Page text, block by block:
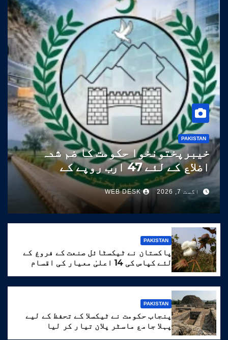
PAKISTAN
خیبرپختونخوا حکومت کا ضم شدہ
اضلاع کے لئے 47 ارب روپے کے
ترقیاتی پروگرام کا منصوبہ
اگست 7, 2026 WEB DESK
PAKISTAN
پاکستان نے ٹیکسٹائل صنعت کے فروغ کے
لئے کپاس کی 14 اعلیٰ معیار کی اقسام
PAKISTAN
پنجاب حکومت نے ٹیکسلا کے تحفظ کے لیے
پہلا جامع ماسٹر پلان تیار کر لیا